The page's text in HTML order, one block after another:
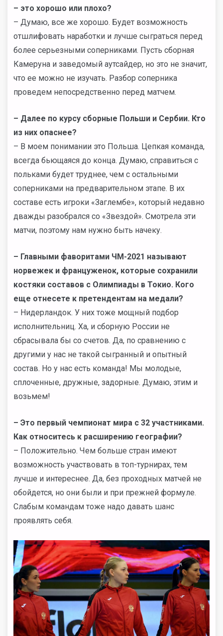
– это хорошо или плохо?
– Думаю, все же хорошо. Будет возможность
отшлифовать наработки и лучше сыграться перед
более серьезными соперниками. Пусть сборная
Камеруна и заведомый аутсайдер, но это не значит,
что ее можно не изучать. Разбор соперника
проведем непосредственно перед матчем.
– Далее по курсу сборные Польши и Сербии. Кто
из них опаснее?
– В моем понимании это Польша. Цепкая команда,
всегда бьющаяся до конца. Думаю, справиться с
польками будет труднее, чем с остальными
соперниками на предварительном этапе. В их
составе есть игроки «Заглембе», который недавно
дважды разобрался со «Звездой». Смотрела эти
матчи, поэтому нам нужно быть начеку.
– Главными фаворитами ЧМ-2021 называют
норвежек и француженок, которые сохранили
костяки составов с Олимпиады в Токио. Кого
еще отнесете к претендентам на медали?
– Нидерландок. У них тоже мощный подбор
исполнительниц. Ха, и сборную России не
сбрасывала бы со счетов. Да, по сравнению с
другими у нас не такой сыгранный и опытный
состав. Но у нас есть команда! Мы молодые,
сплоченные, дружные, задорные. Думаю, этим и
возьмем!
– Это первый чемпионат мира с 32 участниками.
Как относитесь к расширению географии?
– Положительно. Чем больше стран имеют
возможность участвовать в топ-турнирах, тем
лучше и интереснее. Да, без проходных матчей не
обойдется, но они были и при прежней формуле.
Слабым командам тоже надо давать шанс
проявлять себя.